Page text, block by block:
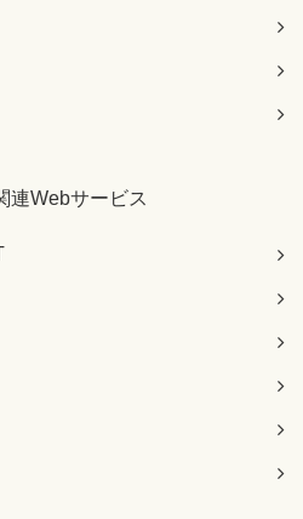
連Webサービス